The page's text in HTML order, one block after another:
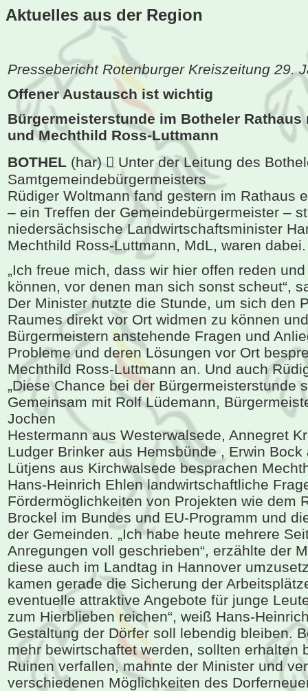
Aktuelles aus der Region
Pressebericht Rotenburger Kreiszeitung 29.
Offener Austausch ist wichtig
Bürgermeisterstunde im Botheler Rathaus
und Mechthild Ross-Luttmann
BOTHEL (har)  Unter der Leitung des
Samtgemeindebürgermeisters
Rüdiger Woltmann fand gestern im Rathaus
– ein Treffen der Gemeindebürgermeister –
niedersächsische Landwirtschaftsminister
Mechthild Ross-Luttmann, MdL, waren dabei.
„Ich freue mich, dass wir hier offen reden
können, vor denen man sich sonst scheut“,
Der Minister nutzte die Stunde, um sich den
Raumes direkt vor Ort widmen zu können
Bürgermeistern anstehende Fragen und
Probleme und deren Lösungen vor Ort
Mechthild Ross-Luttmann an. Und auch
„Diese Chance bei der Bürgermeisterstunde
Gemeinsam mit Rolf Lüdemann,
Jochen
Hestermann aus Westerwalsede, Annegret
Ludger Brinker aus Hemsbünde , Erwin
Lütjens aus Kirchwalsede besprachen
Hans-Heinrich Ehlen landwirtschaftliche
Fördermöglichkeiten von Projekten wie dem
Brockel im Bundes und EU-Programm und
der Gemeinden. „Ich habe heute mehrere
Anregungen voll geschrieben“, erzählte der
diese auch im Landtag in Hannover
kamen gerade die Sicherung der
eventuelle attraktive Angebote für junge
zum Hierblieben reichen“, weiß Hans-
Gestaltung der Dörfer soll lebendig bleiben.
mehr bewirtschaftet werden, sollten erhalten
Ruinen verfallen, mahnte der Minister und
verschiedenen Möglichkeiten des